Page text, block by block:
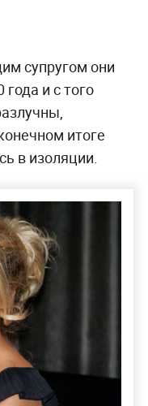
супругом они
и с того
итоге
в изоляции.